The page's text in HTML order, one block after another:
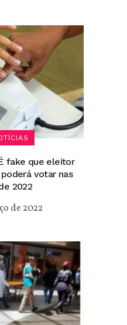
fake que eleitor
votar nas
2022
de 2022